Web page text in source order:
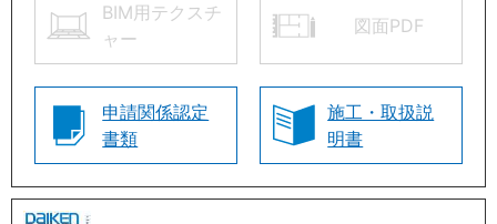
BIM用テクスチ
ャー
図面PDF
申請関係認定
書類
施工・取扱説
明書